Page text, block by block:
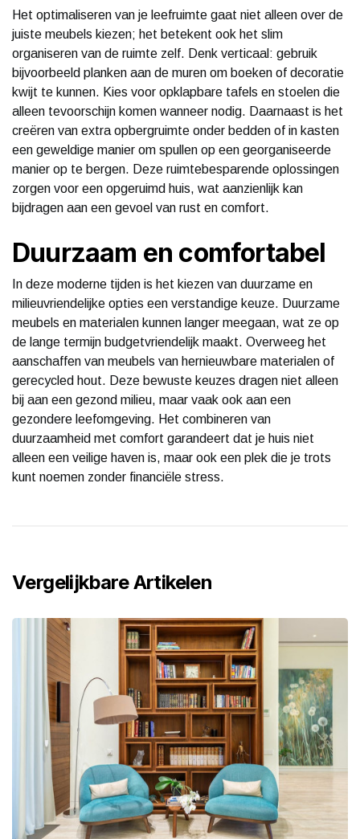
Het optimaliseren van je leefruimte gaat niet alleen over de
juiste meubels kiezen; het betekent ook het slim
organiseren van de ruimte zelf. Denk verticaal: gebruik
bijvoorbeeld planken aan de muren om boeken of decoratie
kwijt te kunnen. Kies voor opklapbare tafels en stoelen die
alleen tevoorschijn komen wanneer nodig. Daarnaast is het
creëren van extra opbergruimte onder bedden of in kasten
een geweldige manier om spullen op een georganiseerde
manier op te bergen. Deze ruimtebesparende oplossingen
zorgen voor een opgeruimd huis, wat aanzienlijk kan
bijdragen aan een gevoel van rust en comfort.
Duurzaam en comfortabel
In deze moderne tijden is het kiezen van duurzame en
milieuvriendelijke opties een verstandige keuze. Duurzame
meubels en materialen kunnen langer meegaan, wat ze op
de lange termijn budgetvriendelijk maakt. Overweeg het
aanschaffen van meubels van hernieuwbare materialen of
gerecycled hout. Deze bewuste keuzes dragen niet alleen
bij aan een gezond milieu, maar vaak ook aan een
gezondere leefomgeving. Het combineren van
duurzaamheid met comfort garandeert dat je huis niet
alleen een veilige haven is, maar ook een plek die je trots
kunt noemen zonder financiële stress.
Vergelijkbare Artikelen